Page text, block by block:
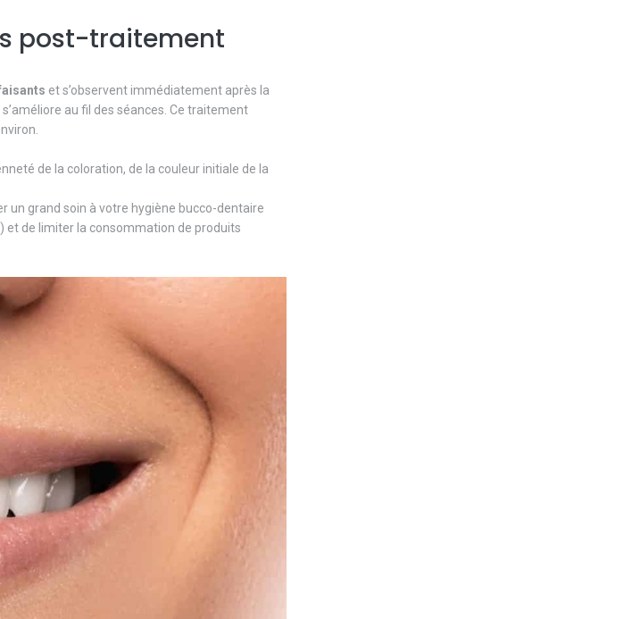
post-traitement
et s’observent immédiatement après la
au fil des séances. Ce traitement
de la coloration, de la couleur initiale de la
un grand soin à votre hygiène bucco-dentaire
et de limiter la consommation de produits